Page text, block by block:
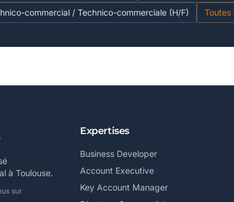
commercial / Technico-commerciale (H/F)
Toutes
à Toulouse.
sur
Expertises
Business Developer
Account Executive
Key Account Manager